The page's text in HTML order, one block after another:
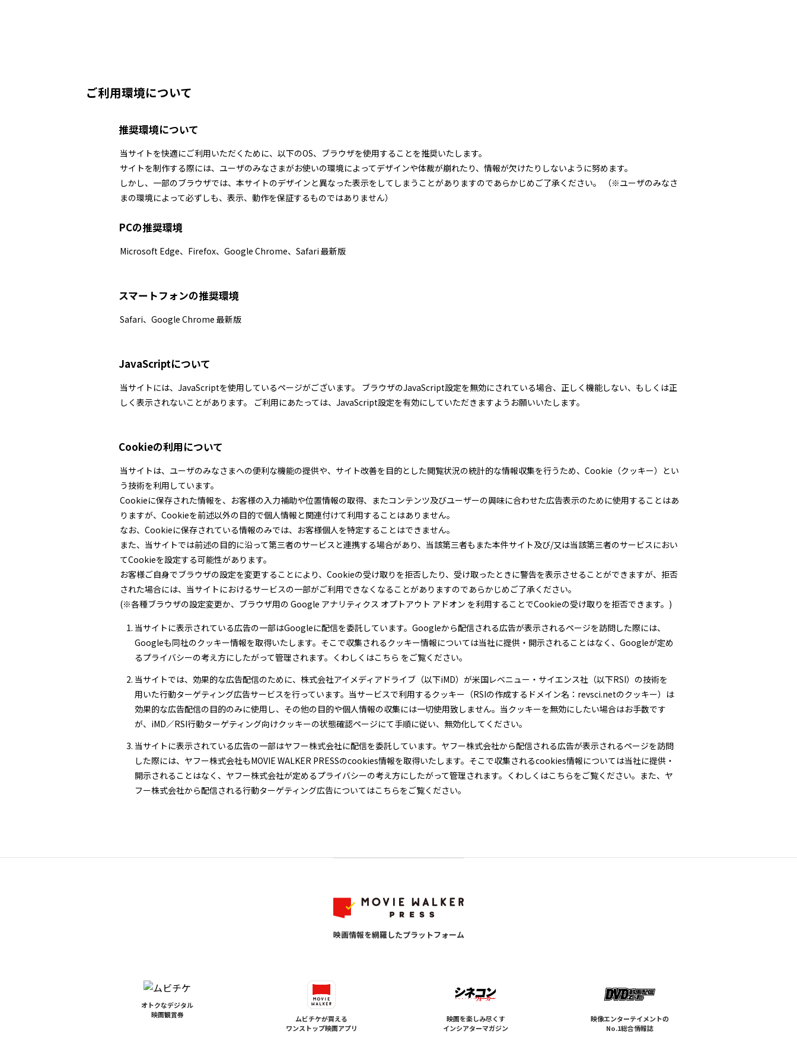
ご利用環境について
推奨環境について
当サイトを快適にご利用いただくために、以下のOS、ブラウザを使用することを推奨いたします。
サイトを制作する際には、ユーザのみなさまがお使いの環境によってデザインや体裁が崩れたり、情報が欠けたりしないように努めます。
しかし、一部のブラウザでは、本サイトのデザインと異なった表示をしてしまうことがありますのであらかじめご了承ください。 （※ユーザのみなさ
まの環境によって必ずしも、表示、動作を保証するものではありません）
PCの推奨環境
Microsoft Edge、Firefox、Google Chrome、Safari 最新版
スマートフォンの推奨環境
Safari、Google Chrome 最新版
JavaScriptについて
当サイトには、JavaScriptを使用しているページがございます。 ブラウザのJavaScript設定を無効にされている場合、正しく機能しない、もしくは正
しく表示されないことがあります。 ご利用にあたっては、JavaScript設定を有効にしていただきますようお願いいたします。
Cookieの利用について
当サイトは、ユーザのみなさまへの便利な機能の提供や、サイト改善を目的とした閲覧状況の統計的な情報収集を行うため、Cookie（クッキー）とい
う技術を利用しています。
Cookieに保存された情報を、お客様の入力補助や位置情報の取得、またコンテンツ及びユーザーの興味に合わせた広告表示のために使用することはあ
りますが、Cookieを前述以外の目的で個人情報と関連付けて利用することはありません。
なお、Cookieに保存されている情報のみでは、お客様個人を特定することはできません。
また、当サイトでは前述の目的に沿って第三者のサービスと連携する場合があり、当該第三者もまた本件サイト及び/又は当該第三者のサービスにおい
てCookieを設定する可能性があります。
お客様ご自身でブラウザの設定を変更することにより、Cookieの受け取りを拒否したり、受け取ったときに警告を表示させることができますが、拒否
された場合には、当サイトにおけるサービスの一部がご利用できなくなることがありますのであらかじめご了承ください。
(※各種ブラウザの設定変更か、ブラウザ用の Google アナリティクス オプトアウト アドオン を利用することでCookieの受け取りを拒否できます。)
当サイトに表示されている広告の一部はGoogleに配信を委託しています。Googleから配信される広告が表示されるページを訪問した際には、
Googleも同社のクッキー情報を取得いたします。そこで収集されるクッキー情報については当社に提供・開示されることはなく、Googleが定め
るプライバシーの考え方にしたがって管理されます。くわしくはこちら をご覧ください。
当サイトでは、効果的な広告配信のために、株式会社アイメディアドライブ（以下iMD）が米国レベニュー・サイエンス社（以下RSI）の技術を
用いた行動ターゲティング広告サービスを行っています。当サービスで利用するクッキー（RSIの作成するドメイン名：revsci.netのクッキー）は
効果的な広告配信の目的のみに使用し、その他の目的や個人情報の収集には一切使用致しません。当クッキーを無効にしたい場合はお手数です
が、iMD／RSI行動ターゲティング向けクッキーの状態確認ページにて手順に従い、無効化してください。
当サイトに表示されている広告の一部はヤフー株式会社に配信を委託しています。ヤフー株式会社から配信される広告が表示されるページを訪問
した際には、ヤフー株式会社もMOVIE WALKER PRESSのcookies情報を取得いたします。そこで収集されるcookies情報については当社に提供・
開示されることはなく、ヤフー株式会社が定めるプライバシーの考え方にしたがって管理されます。くわしくはこちらをご覧ください。また、ヤ
フー株式会社から配信される行動ターゲティング広告についてはこちらをご覧ください。
映画情報を網羅したプラットフォーム
オトクなデジタル
映画観賞券
ムビチケが買える
ワンストップ映画アプリ
映画を楽しみ尽くす
インシアターマガジン
映像エンターテイメントの
No.1総合情報誌